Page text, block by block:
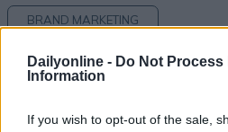
Dailyonline - Do Not Process
Information
If you wish to opt-out of the sale,
BRAND MARKETING